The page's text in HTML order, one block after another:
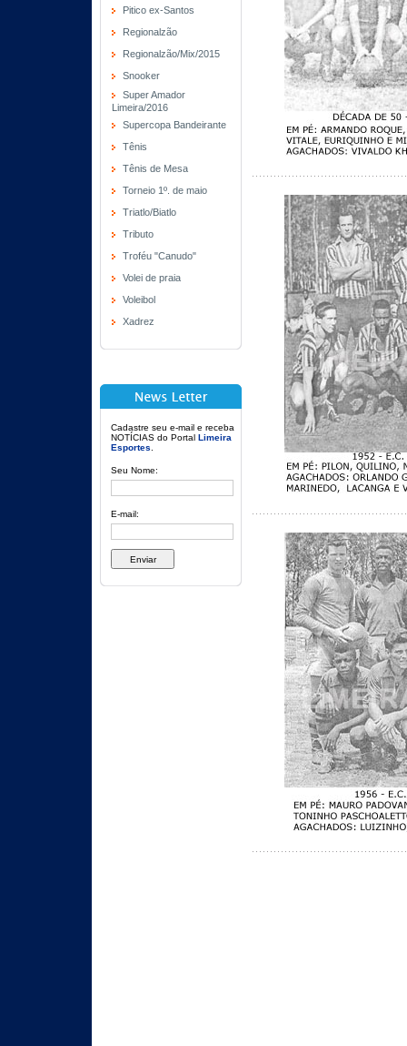
Pitico ex-Santos
Regionalzão
Regionalzão/Mix/2015
Snooker
Super Amador
Limeira/2016
Supercopa Bandeirante
Tênis
Tênis de Mesa
Torneio 1º. de maio
Triatlo/Biatlo
Tributo
Troféu "Canudo"
Volei de praia
Voleibol
Xadrez
Cadastre seu e-mail e receba
NOTÍCIAS do Portal Limeira
Esportes
Seu Nome:
E-mail: